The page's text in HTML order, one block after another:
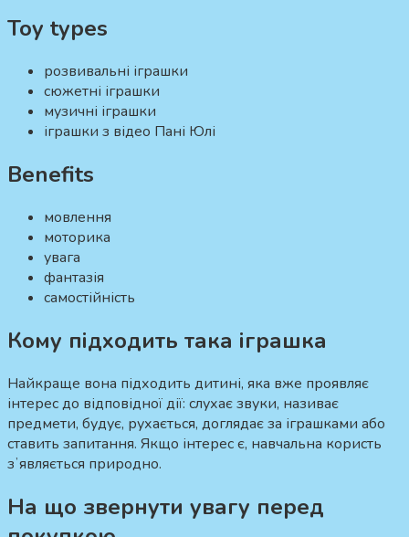
Toy types
розвивальні іграшки
сюжетні іграшки
музичні іграшки
іграшки з відео Пані Юлі
Benefits
мовлення
моторика
увага
фантазія
самостійність
Кому підходить така іграшка
Найкраще вона підходить дитині, яка вже проявляє
інтерес до відповідної дії: слухає звуки, називає
предмети, будує, рухається, доглядає за іграшками або
ставить запитання. Якщо інтерес є, навчальна користь
зʼявляється природно.
На що звернути увагу перед